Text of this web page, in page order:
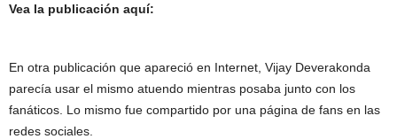
Vea la publicación aquí:
En otra publicación que apareció en Internet, Vijay Deverakonda
parecía usar el mismo atuendo mientras posaba junto con los
fanáticos. Lo mismo fue compartido por una página de fans en las
redes sociales.